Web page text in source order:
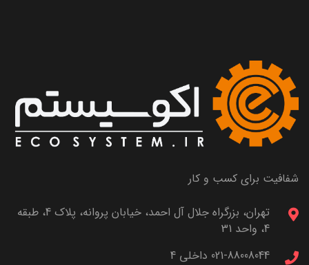
شفافیت برای کسب و کار
تهران، بزرگراه جلال آل احمد، خیابان پروانه، پلاک 4، طبقه
4، واحد 31
021-88008044 داخلی 4